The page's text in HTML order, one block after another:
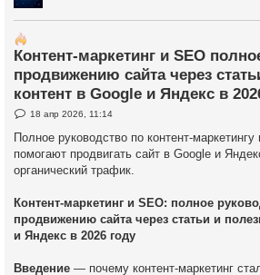
Контент-маркетинг и SEO
продвижению сайта через
контент в Google и Яндекс в
С
о
б
щ
е
н
е
18 апр 2026, 11:14
Полное руководство по контент-
помогают продвигать сайт в Google и
органический трафик.
Контент-маркетинг и SEO: полное
продвижению сайта через статьи и
и Яндекс в 2026 году
Введение — почему контент-маркетинг